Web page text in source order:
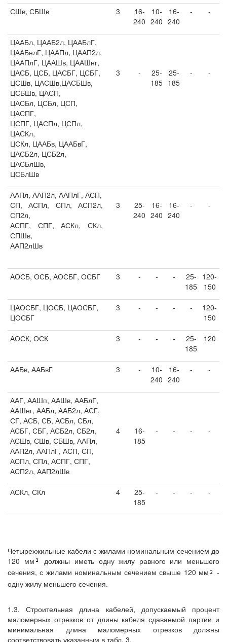
СШв, СБШв 3
16-
240
10-
240
16-
240
- -
ЦААБл, ЦААБ2л, ЦААБлГ,
ЦААБнлГ, ЦААПл, ЦААП2л,
ЦААПлГ, ЦААШв, ЦААШнг,
ЦАСБ, ЦСБ, ЦАСБГ, ЦСБГ,
ЦСШв, ЦАСШв,ЦАСБШв,
ЦСБШв, ЦАСП,
ЦАСБл, ЦСБл, ЦСП,
ЦАСПГ,
ЦСПГ, ЦАСПл, ЦСПл,
ЦАСКл,
ЦСКл, ЦААБв, ЦААБвГ,
ЦАСБ2л, ЦСБ2л,
ЦАСБлШв,
ЦСБлШв
3 -
25-
185
25-
185
- -
ААПл, ААП2л, ААПлГ, АСП,
СП, АСПл, СПл, АСП2л,
СП2л,
АСПГ, СПГ, АСКл, СКл,
СПШв,
ААП2лШв
3
25-
240
16-
240
16-
240
- -
АОСБ, ОСБ, АОСБГ, ОСБГ 3 - - -
25-
185
120-
150
ЦАОСБГ, ЦОСБ, ЦАОСБГ,
ЦОСБГ
3 - - - -
120-
150
АОСК, ОСК 3 - - -
25-
185
120
ААБв, ААБвГ 3 -
10-
240
16-
240
- -
ААГ, ААШп, ААШв, ААБлГ,
ААШнг, ААБл, ААБ2л, АСГ,
СГ, АСБ, СБ, АСБл, СБл,
АСБГ, СБГ, АСБ2л, СБ2л,
АСШв, СШв, СБШв, ААПл,
ААП2л, ААПлГ, АСП, СП,
АСПл, СПл, АСПГ, СПГ,
АСП2л, ААП2лШв
4
16-
185
- - - -
АСКл, СКл 4
25-
185
- - - -
Четырехжильные кабели с жилами номинальным сечением до
120 мм
должны иметь одну жилу равного или меньшего
сечения, с жилами номинальным сечением свыше 120 мм
-
одну жилу меньшего сечения.
1.3. Строительная длина кабелей, допускаемый процент
маломерных отрезков от длины кабеля сдаваемой партии и
минимальная длина маломерных отрезков должны
соответствовать указанным в табл. 3.